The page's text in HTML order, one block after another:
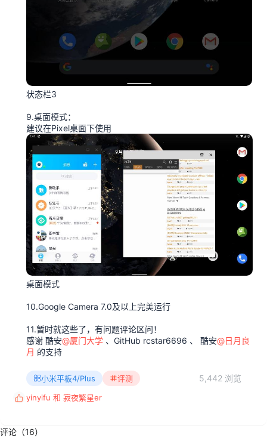
状态栏3
9.桌面模式：
建议在Pixel桌面下使用
桌面模式
10.Google Camera 7.0及以上完美运行
11.暂时就这些了，有问题评论区问！
感谢 酷安@厦门大学 、GitHub rcstar6696 、 酷安@日月良
月 的支持
小米平板4/Plus 评测 5,442 浏览
反 yinyifu 和 寂夜繁星er
评论（16）